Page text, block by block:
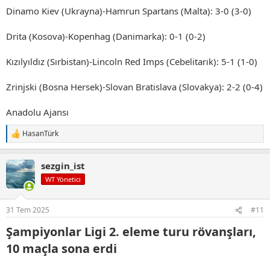
Dinamo Kiev (Ukrayna)-Hamrun Spartans (Malta): 3-0 (3-0)
Drita (Kosova)-Kopenhag (Danimarka): 0-1 (0-2)
Kızılyıldız (Sırbistan)-Lincoln Red Imps (Cebelitarık): 5-1 (1-0)
Zrinjski (Bosna Hersek)-Slovan Bratislava (Slovakya): 2-2 (0-4)
Anadolu Ajansı
T
e
k
i
l
HasanTürk
sezgin_ist
WT Yönetici
31 Tem 2025 #11
Şampiyonlar Ligi 2. eleme turu rövanşları,
10 maçla sona erdi​